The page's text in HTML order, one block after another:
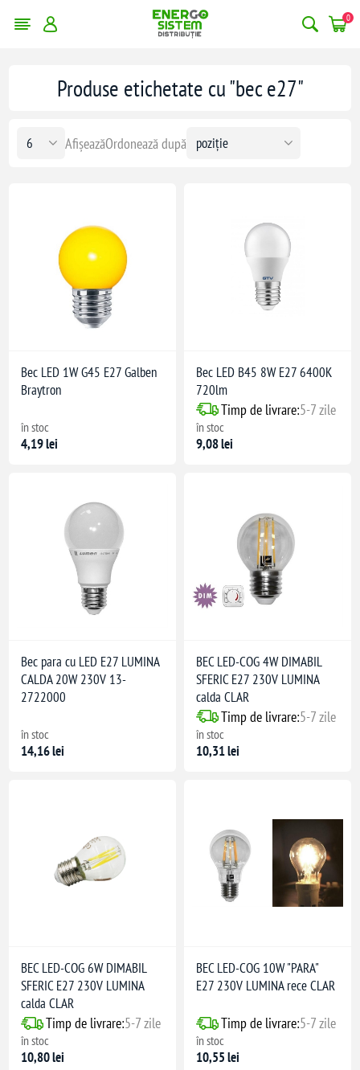
0
Produse etichetate cu "bec e27"
Ordonează după
Afișează
Bec LED 1W G45 E27 Galben
Braytron
în stoc
4,19 lei
Bec LED B45 8W E27 6400K
720lm
Timp de livrare:5-7 zile
în stoc
9,08 lei
Bec para cu LED E27 LUMINA
CALDA 20W 230V 13-
2722000
în stoc
14,16 lei
BEC LED-COG 4W DIMABIL
SFERIC E27 230V LUMINA
calda CLAR
Timp de livrare:5-7 zile
în stoc
10,31 lei
BEC LED-COG 6W DIMABIL
SFERIC E27 230V LUMINA
calda CLAR
Timp de livrare:5-7 zile
în stoc
10,80 lei
BEC LED-COG 10W "PARA"
E27 230V LUMINA rece CLAR
Timp de livrare:5-7 zile
în stoc
10,55 lei